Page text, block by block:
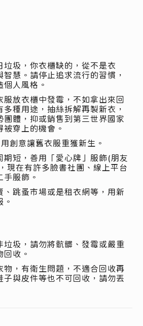
垃圾，你衣櫃缺的，從不是衣
智慧。請停止追求流行的習慣，
個人風格。
服放衣櫃中發霉，不如拿出來回
多種用途，抽絲拆解再製新衣，
團體，抑或銷售到第三世界國家
穿上的機會。
創意讓舊衣服重獲新生。
期短，善用「愛心牌」服飾(朋友
現在有許多臉書社團、線上平台
手服飾。
、跳蚤市場或是租衣網等，用新
垃圾，請勿將骯髒、發霉或嚴重
收。
物，有衛生問題，不適合回收再
子與皮件等也不可回收，請勿丟